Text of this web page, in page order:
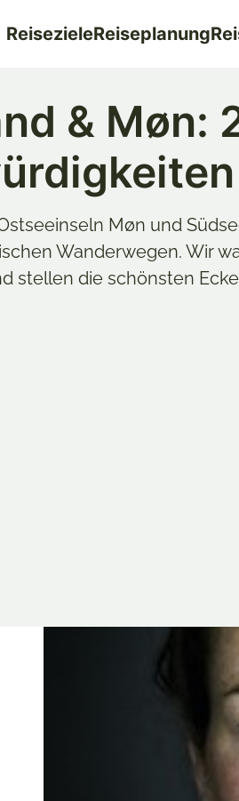
ReisezieleReiseplanung
& Møn:
Møn und
Wanderwegen. Wir
stellen die schönsten